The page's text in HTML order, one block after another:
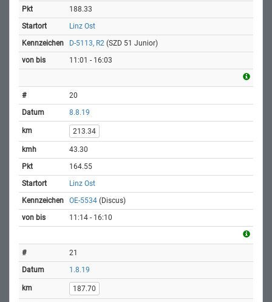
188.33
Linz Ost
D-5113, R2 (SZD 51 Junior)
11:01 - 16:03
20
8.8.19
213.34
43.30
164.55
Linz Ost
OE-5534 (Discus)
11:14 - 16:10
21
1.8.19
187.70